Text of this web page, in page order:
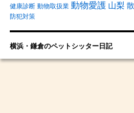
健康診断 動物取扱業 動物愛護 山梨
防犯対策
横浜・鎌倉のペットシッター日記